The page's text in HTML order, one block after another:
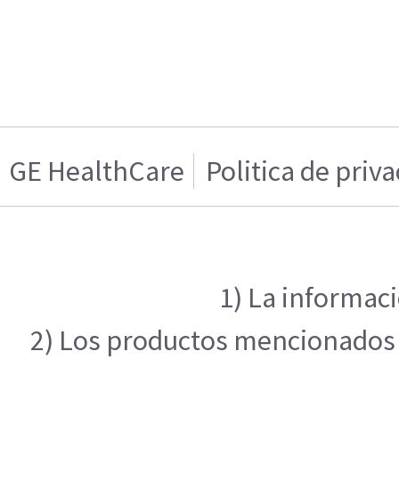
GE HealthCare Politica de
1) La
2) Los productos